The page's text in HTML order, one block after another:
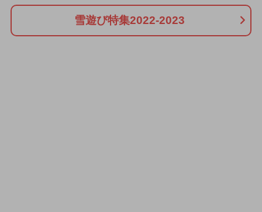
雪遊び特集2022-2023